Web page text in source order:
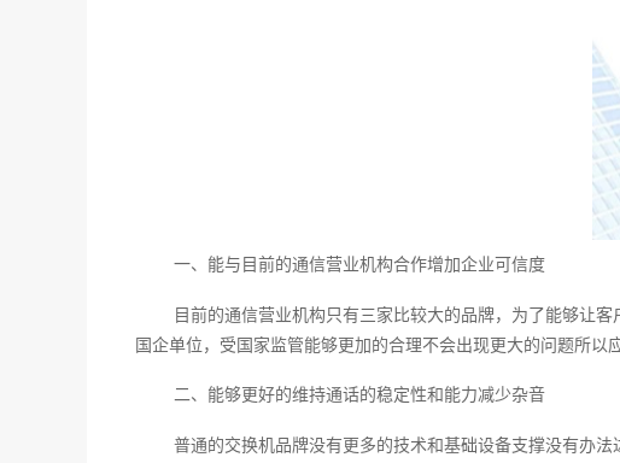
一、能与目前的通信营业机构合作增加企业可信度
目前的通信营业机构只有三家比较大的品牌，为了能够让
国企单位，受国家监管能够更加的合理不会出现更大的问题所以
二、能够更好的维持通话的稳定性和能力减少杂音
普通的交换机品牌没有更多的技术和基础设备支撑没有办